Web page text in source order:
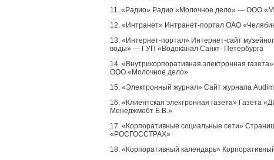
11. «Радио» Радио «Молочное дело» — ООО
12. «Интранет» Интранет-портал ОАО
13. «Интернет-портал» Интернет-сайт
воды» — ГУП «Водоканал Санкт- Петербурга
14. «Внутрикорпоративная электронная
ООО «Молочное дело»
15. «Электронный журнал» Сайт журнала
16. «Клиентская электронная газета» Газета
Менеджме6т Б.В.»
17. «Корпоративные социальные сети»
«РОСГОССТРАХ»
18. «Корпоративный календарь»